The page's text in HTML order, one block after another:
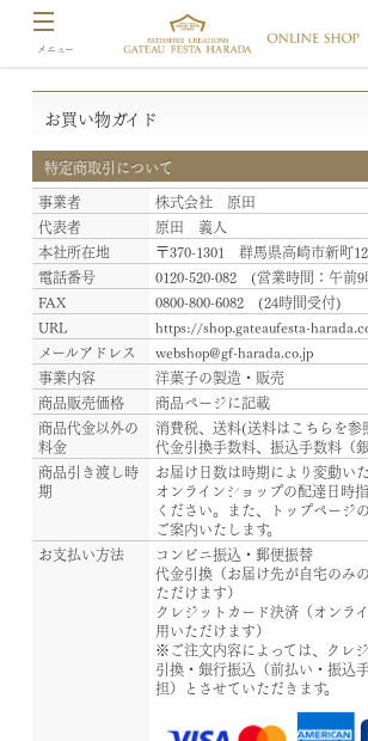
お買い物ガイド
特定商取引について
事業者
株式会社 原田
代表者
原田 義人
本社所在地
〒370-1301 群馬県高崎市新町
電話番号
0120-520-082 (営業時間：午前
FAX
0800-800-6082 (24時間受付)
URL
https://shop.gateaufesta-
メールアドレス
webshop@gf-harada.co.jp
事業内容
洋菓子の製造・販売
商品販売価格
商品ページに記載
商品代金以外の
料金
消費税、送料(送料はこちら を参
代金引換手数料、振込手数料（
商品引き渡し時
期
お届け日数は時期により変動いた
オンラインショップの配達日時
ください。また、トップページの
ご案内いたします。
お支払い方法
コンビニ振込・郵便振替
代金引換（お届け先が自宅のみ
ただけます）
クレジットカード決済（オンラ
用いただけます）
※ご注文内容によっては、クレ
引換・銀行振込（前払い・振込
担）とさせていただきます。